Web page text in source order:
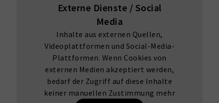
Externe Dienste / Social
Media
Inhalte aus externen Quellen,
Videoplattformen und Social-Media-
Plattformen. Wenn Cookies von
externen Medien akzeptiert werden,
bedarf der Zugriff auf diese Inhalte
keiner manuellen Zustimmung mehr